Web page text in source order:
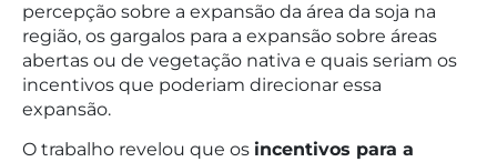
percepção sobre a expansão da área da soja na
região, os gargalos para a expansão sobre áreas
abertas ou de vegetação nativa e quais seriam os
incentivos que poderiam direcionar essa
expansão.
O trabalho revelou que os incentivos para a